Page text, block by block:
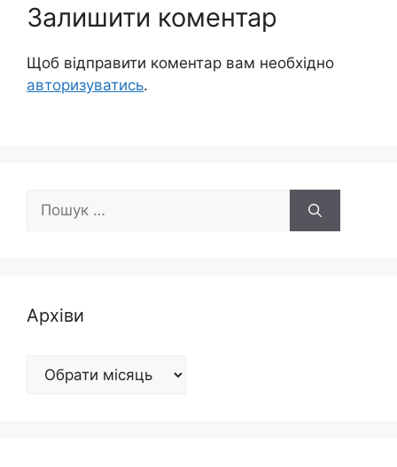
Залишити коментар
Щоб відправити коментар вам необхідно
авторизуватись.
Пошук:
Архіви
Архіви